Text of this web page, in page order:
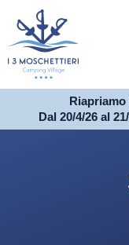
Dal 20/4/26 al